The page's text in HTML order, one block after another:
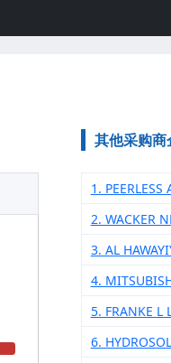
其他采购商
1. PEERLESS
2. WACKER
3. AL
4.
5. FRANKE L
6.